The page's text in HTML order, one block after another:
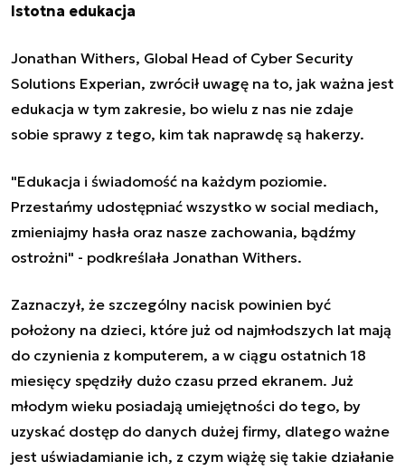
Istotna edukacja
Jonathan Withers, Global Head of Cyber Security
Solutions Experian, zwrócił uwagę na to, jak ważna jest
edukacja w tym zakresie, bo wielu z nas nie zdaje
sobie sprawy z tego, kim tak naprawdę są hakerzy.
"Edukacja i świadomość na każdym poziomie.
Przestańmy udostępniać wszystko w social mediach,
zmieniajmy hasła oraz nasze zachowania, bądźmy
ostrożni" - podkreślała Jonathan Withers.
Zaznaczył, że szczególny nacisk powinien być
położony na dzieci, które już od najmłodszych lat mają
do czynienia z komputerem, a w ciągu ostatnich 18
miesięcy spędziły dużo czasu przed ekranem. Już
młodym wieku posiadają umiejętności do tego, by
uzyskać dostęp do danych dużej firmy, dlatego ważne
jest uświadamianie ich, z czym wiążę się takie działanie